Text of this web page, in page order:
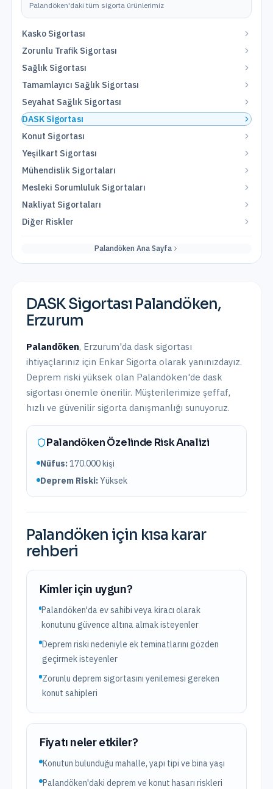
Palandöken'daki tüm sigorta ürünlerimiz
Kasko Sigortası
Zorunlu Trafik Sigortası
Sağlık Sigortası
Tamamlayıcı Sağlık Sigortası
Seyahat Sağlık Sigortası
DASK Sigortası
Konut Sigortası
Yeşilkart Sigortası
Mühendislik Sigortaları
Mesleki Sorumluluk Sigortaları
Nakliyat Sigortaları
Diğer Riskler
Palandöken Ana Sayfa
DASK Sigortası Palandöken,
Erzurum
Palandöken, Erzurum'da dask sigortası
ihtiyaçlarınız için Enkar Sigorta olarak yanınızdayız.
Deprem riski yüksek olan Palandöken'de dask
sigortası önemle önerilir. Müşterilerimize şeffaf,
hızlı ve güvenilir sigorta danışmanlığı sunuyoruz.
PalandökenÖzelinde Risk Analizi
Nüfus:170.000kişi
Deprem Riski:Yüksek
Palandöken için kısa karar
rehberi
Kimler için uygun?
Palandöken'da ev sahibi veya kiracı olarak
konutunu güvence altına almak isteyenler
Deprem riski nedeniyle ek teminatlarını gözden
geçirmek isteyenler
Zorunlu deprem sigortasını yenilemesi gereken
konut sahipleri
Fiyatı neler etkiler?
Konutun bulunduğu mahalle, yapı tipi ve bina yaşı
Palandöken'daki deprem ve konut hasarı riskleri